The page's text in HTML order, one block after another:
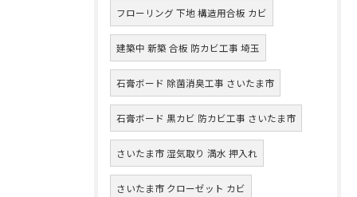
フローリング 下地 構造用合板 カビ
建築中 新築 合板 防カビ工事 埼玉
石膏ボード 除菌消臭工事 さいたま市
石膏ボード 黒カビ 防カビ工事 さいたま市
さいたま市 湿気取り 満水 押入れ
さいたま市 クローゼット カビ